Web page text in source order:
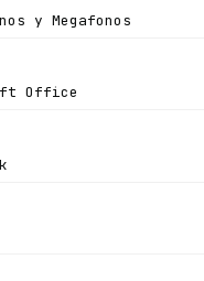
y Megafonos
Office